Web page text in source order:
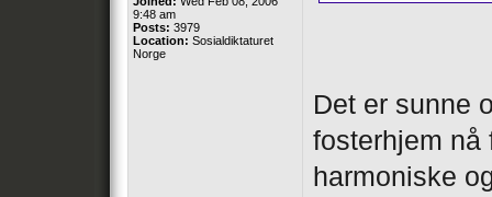
9:48 am
Posts: 3979
Location: Sosialdiktaturet
Norge
Det er sunne
fosterhjem nå
harmoniske